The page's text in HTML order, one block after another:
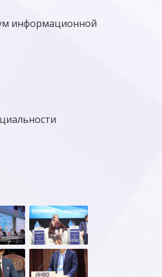
информационной